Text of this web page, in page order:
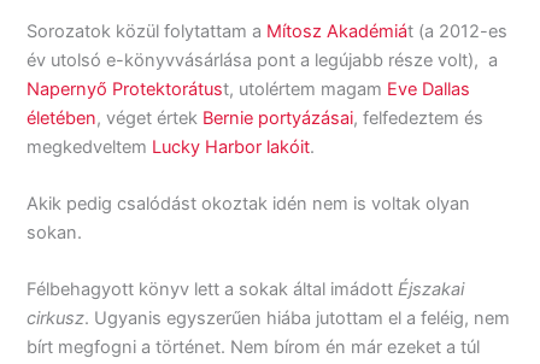
Sorozatok közül folytattam a Mítosz Akadémiát (a 2012-es
év utolsó e-könyvvásárlása pont a legújabb része volt), a
Napernyő Protektorátust, utolértem magam Eve Dallas
életében, véget értek Bernie portyázásai, felfedeztem és
megkedveltem Lucky Harbor lakóit.
Akik pedig csalódást okoztak idén nem is voltak olyan
sokan.
Félbehagyott könyv lett a sokak által imádottÉjszakai
cirkusz. Ugyanis egyszerűen hiába jutottam el a feléig, nem
bírt megfogni a történet. Nem bírom én már ezeket a túl